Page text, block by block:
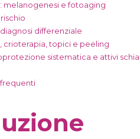
melanogenesi e fotoaging
differenziale
crioterapia, topici e peeling
sistematica e attivi